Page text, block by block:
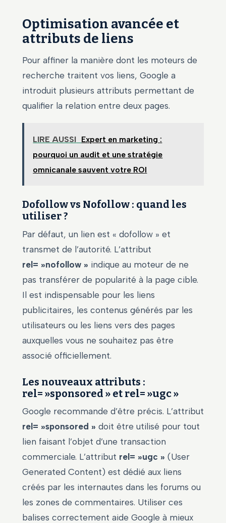
Optimisation avancée et
attributs de liens
Pour affiner la manière dont les moteurs de
recherche traitent vos liens, Google a
introduit plusieurs attributs permettant de
qualifier la relation entre deux pages.
LIRE AUSSI Expert en marketing :
pourquoi un audit et une stratégie
omnicanale sauvent votre ROI
Dofollow vs Nofollow : quand les
utiliser ?
Par défaut, un lien est « dofollow » et
transmet de l’autorité. L’attribut
rel= »nofollow » indique au moteur de ne
pas transférer de popularité à la page cible.
Il est indispensable pour les liens
publicitaires, les contenus générés par les
utilisateurs ou les liens vers des pages
auxquelles vous ne souhaitez pas être
associé officiellement.
Les nouveaux attributs :
rel= »sponsored » et rel= »ugc »
Google recommande d’être précis. L’attribut
rel= »sponsored » doit être utilisé pour tout
lien faisant l’objet d’une transaction
commerciale. L’attribut rel= »ugc » (User
Generated Content) est dédié aux liens
créés par les internautes dans les forums ou
les zones de commentaires. Utiliser ces
balises correctement aide Google à mieux